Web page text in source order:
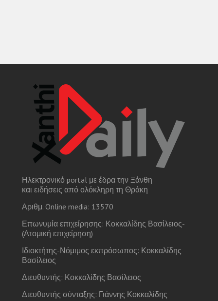
Ηλεκτρονικό portal με έδρα την Ξάνθη
και ειδήσεις από ολόκληρη τη Θράκη
Αριθμ. Online media: 13570
Επωνυμία επιχείρησης: Κοκκαλίδης Βασίλειος-
(Ατομική επιχείρηση)
Ιδιοκτήτης-Νόμιμος εκπρόσωπος: Κοκκαλίδης
Βασίλειος
Διευθυντής: Κοκκαλίδης Βασίλειος
Διευθυντής σύνταξης: Γιάννης Κοκκαλίδης